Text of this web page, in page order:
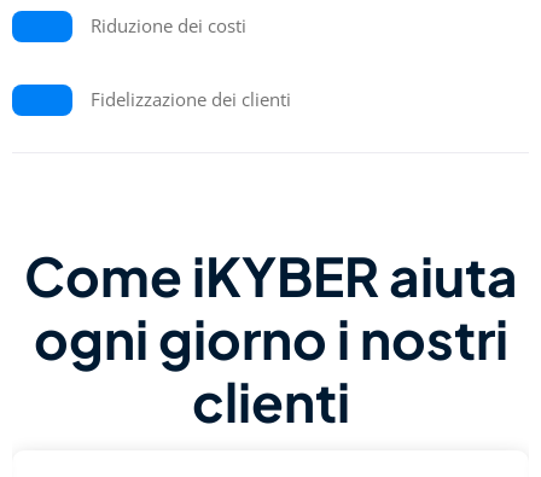
Riduzione dei costi
Fidelizzazione dei clienti
Come iKYBER aiuta
ogni giorno i nostri
clienti